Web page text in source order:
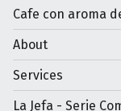
Cafe con aroma
About
Services
La Jefa - Serie